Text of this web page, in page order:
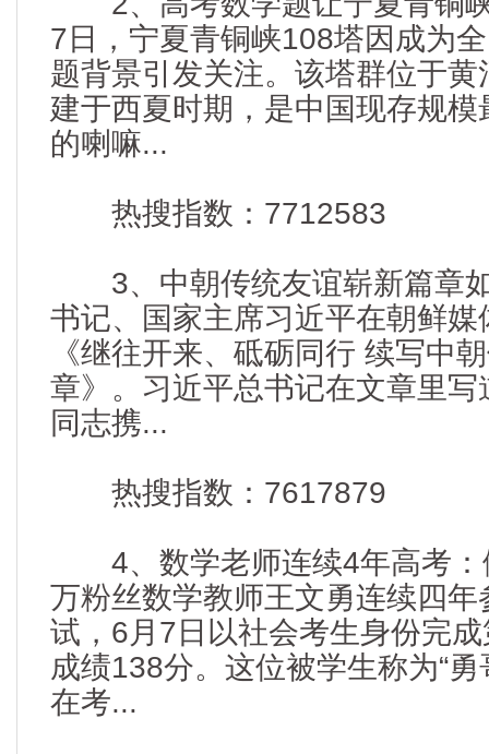
7日，宁夏青铜峡108塔因成为
题背景引发关注。该塔群位于
建于西夏时期，是中国现存规
的喇嘛...
热搜指数：7712583
3、中朝传统友谊崭新篇章
书记、国家主席习近平在朝鲜
《继往开来、砥砺同行 续写中
章》。习近平总书记在文章里写
同志携...
热搜指数：7617879
4、数学老师连续4年高考：
万粉丝数学教师王文勇连续四
试，6月7日以社会考生身份完
成绩138分。这位被学生称为“
在考...